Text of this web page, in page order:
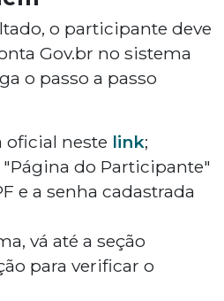
o participante deve
Gov.br no sistema
o passo a passo
oficial neste link;
do Participante"
e a senha cadastrada
vá até a seção
para verificar o